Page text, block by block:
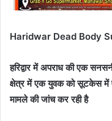
Haridwar Dead Body
हरिद्वार में अपराध की एक
क्षेत्र में एक युवक को सूटकेस में
मामले की जांच कर रही है